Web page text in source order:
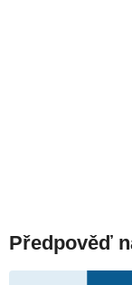
Předpověď